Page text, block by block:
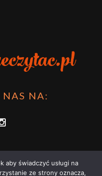
NAS NA:
aby świadczyć usługi na
ze strony oznacza,